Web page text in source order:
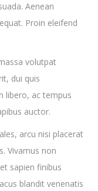
Aenean
Proin eleifend
volutpat
dui quis
libero, ac tempus
auctor.
arcu nisi placerat
Vivamus non
sapien finibus
blandit venenatis